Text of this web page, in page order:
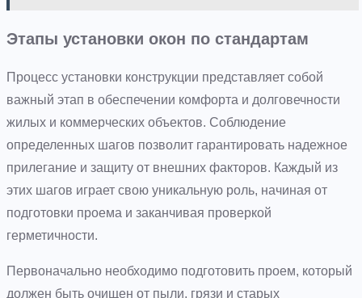
Этапы установки окон по стандартам
Процесс установки конструкции представляет собой
важный этап в обеспечении комфорта и долговечности
жилых и коммерческих объектов. Соблюдение
определенных шагов позволит гарантировать надежное
прилегание и защиту от внешних факторов. Каждый из
этих шагов играет свою уникальную роль, начиная от
подготовки проема и заканчивая проверкой
герметичности.
Первоначально необходимо подготовить проем, который
должен быть очищен от пыли, грязи и старых